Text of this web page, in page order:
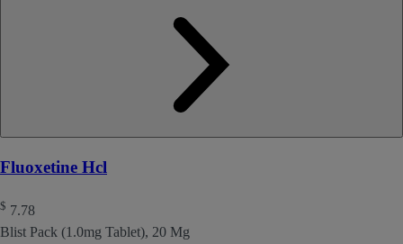
Fluoxetine Hcl
$ 7.78
Blist Pack (1.0mg Tablet), 20 Mg